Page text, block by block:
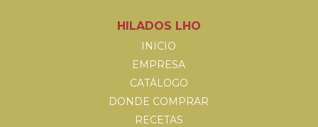
HILADOS LHO
INICIO
EMPRESA
CATÁLOGO
DONDE COMPRAR
RECETAS